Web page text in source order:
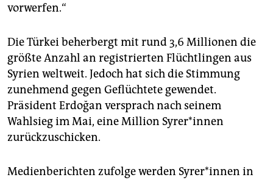
vorwerfen.“
Die Türkei beherbergt mit rund 3,6 Millionen die
größte Anzahl an registrierten Flüchtlingen aus
Syrien weltweit. Jedoch hat sich die Stimmung
zunehmend gegen Geflüchtete gewendet.
Präsident Erdoğan versprach nach seinem
Wahlsieg im Mai, eine Million Sy­re­r*in­nen
zurückzuschicken.
Medienberichten zufolge werden Sy­re­r*in­nen in